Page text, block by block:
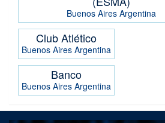
Buenos Aires Argentina
Club Atlético
Buenos Aires Argentina
Banco
Buenos Aires Argentina